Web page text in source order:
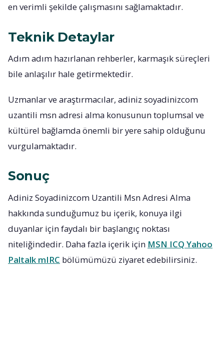
en verimli şekilde çalışmasını sağlamaktadır.
Teknik Detaylar
Adım adım hazırlanan rehberler, karmaşık süreçleri
bile anlaşılır hale getirmektedir.
Uzmanlar ve araştırmacılar, adiniz soyadinizcom
uzantili msn adresi alma konusunun toplumsal ve
kültürel bağlamda önemli bir yere sahip olduğunu
vurgulamaktadır.
Sonuç
Adiniz Soyadinizcom Uzantili Msn Adresi Alma
hakkında sunduğumuz bu içerik, konuya ilgi
duyanlar için faydalı bir başlangıç noktası
niteliğindedir. Daha fazla içerik için MSN ICQ Yahoo
Paltalk mIRC bölümümüzü ziyaret edebilirsiniz.